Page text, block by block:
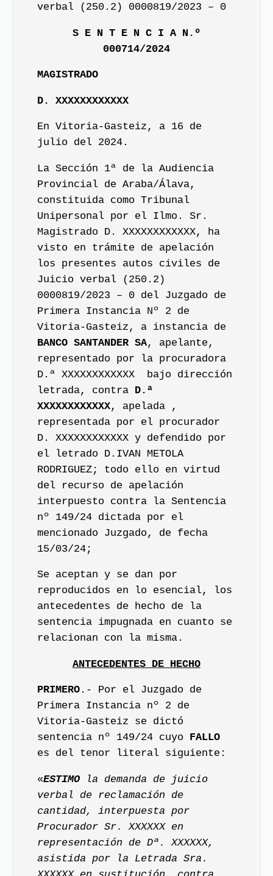
verbal (250.2) 0000819/2023 – 0
S E N T E N C I A N.º
000714/2024
MAGISTRADO
D. XXXXXXXXXXXX
En Vitoria-Gasteiz, a 16 de
julio del 2024.
La Sección 1ª de la Audiencia
Provincial de Araba/Álava,
constituida como Tribunal
Unipersonal por el Ilmo. Sr.
Magistrado D. XXXXXXXXXXXX, ha
visto en trámite de apelación
los presentes autos civiles de
Juicio verbal (250.2)
0000819/2023 – 0 del Juzgado de
Primera Instancia Nº 2 de
Vitoria-Gasteiz, a instancia de
BANCO SANTANDER SA, apelante,
representado por la procuradora
D.ª XXXXXXXXXXXX bajo dirección
letrada, contra D.ª
XXXXXXXXXXXX, apelada ,
representada por el procurador
D. XXXXXXXXXXXX y defendido por
el letrado D.IVAN METOLA
RODRIGUEZ; todo ello en virtud
del recurso de apelación
interpuesto contra la Sentencia
nº 149/24 dictada por el
mencionado Juzgado, de fecha
15/03/24;
Se aceptan y se dan por
reproducidos en lo esencial, los
antecedentes de hecho de la
sentencia impugnada en cuanto se
relacionan con la misma.
ANTECEDENTES DE HECHO
PRIMERO .- Por el Juzgado de
Primera Instancia nº 2 de
Vitoria-Gasteiz se dictó
sentencia nº 149/24 cuyo FALLO
es del tenor literal siguiente:
«ESTIMO la demanda de juicio
verbal de reclamación de
cantidad, interpuesta por
Procurador Sr. XXXXXX en
representación de Dª. XXXXXX,
asistida por la Letrada Sra.